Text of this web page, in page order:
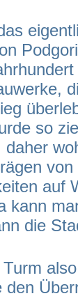
so
von
auf
kann
die
den